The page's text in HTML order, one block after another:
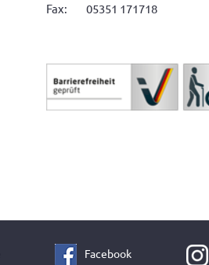
Fax: 05351 171718
Facebook